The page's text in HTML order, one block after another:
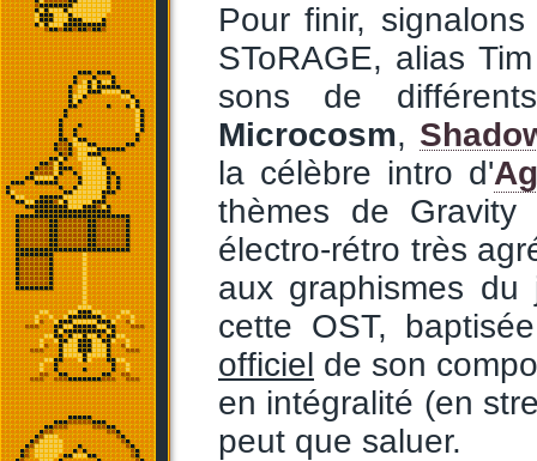
Pour finir,
SToRAGE, alias
sons de
Microcosm,
la célèbre intro d'
thèmes de
électro-rétro très
aux graphismes
cette OST,
officiel de son
en intégralité (en
peut que saluer.